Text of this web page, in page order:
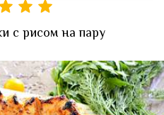
с рисом на пару